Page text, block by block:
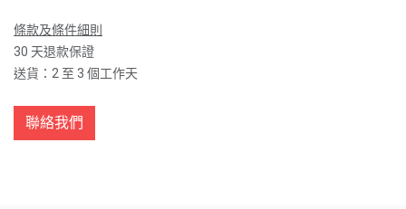
條款及條件細則
30 天退款保證
送貨：2 至 3 個工作天
聯絡我們